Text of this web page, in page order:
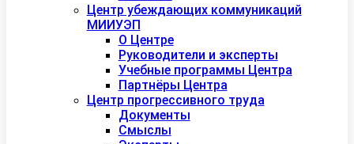
Центр убеждающих коммуникаций
МИИУЭП
О Центре
Руководители и эксперты
Учебные программы Центра
Партнёры Центра
Центр прогрессивного труда
Документы
Смыслы